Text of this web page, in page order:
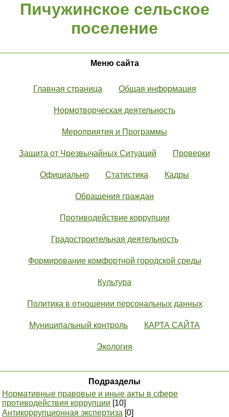
Пичужинское сельское
поселение
Меню сайта
Главная страница Общая информация
Нормотворческая деятельность
Мероприятия и Программы
Защита от Чрезвычайных Ситуаций Проверки
Официально Статистика Кадры
Обращения граждан
Противодействие коррупции
Градостроительная деятельность
Формирование комфортной городской среды
Культура
Политика в отношении персональных данных
Муниципальный контроль КАРТА САЙТА
Экология
Подразделы
Нормативные правовые и иные акты в сфере
противодействия коррупции [10]
Антикоррупционная экспертиза [0]